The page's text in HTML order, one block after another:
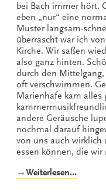
bei Bach immer hört.
eben „nur“ eine
Muster langsam-
überrascht war ich
Kirche. Wir saßen
also ganz hinten.
durch den
oft verschwimmen.
Marienhafe kam alles
andere Geräusche
nochmal darauf
von uns auch
essen können, die wir
→Weiterlesen…„Sonata